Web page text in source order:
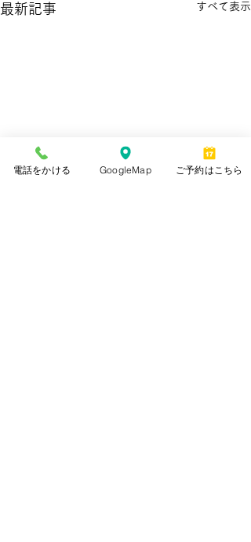
最新記事 すべて表示
電話をかける GoogleMap ご予約はこちら